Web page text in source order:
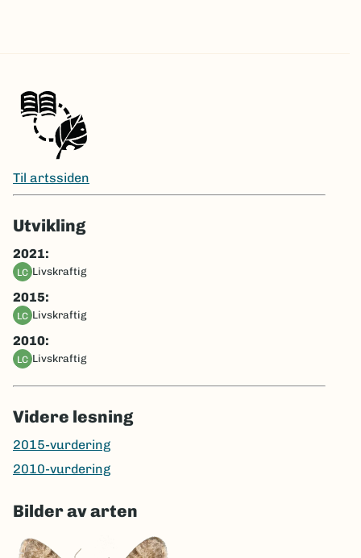
Til artssiden
Utvikling
2021:
LC livskraftig
2015:
LC livskraftig
2010:
LC livskraftig
Videre lesning
2015-vurdering
2010-vurdering
Bilder av arten